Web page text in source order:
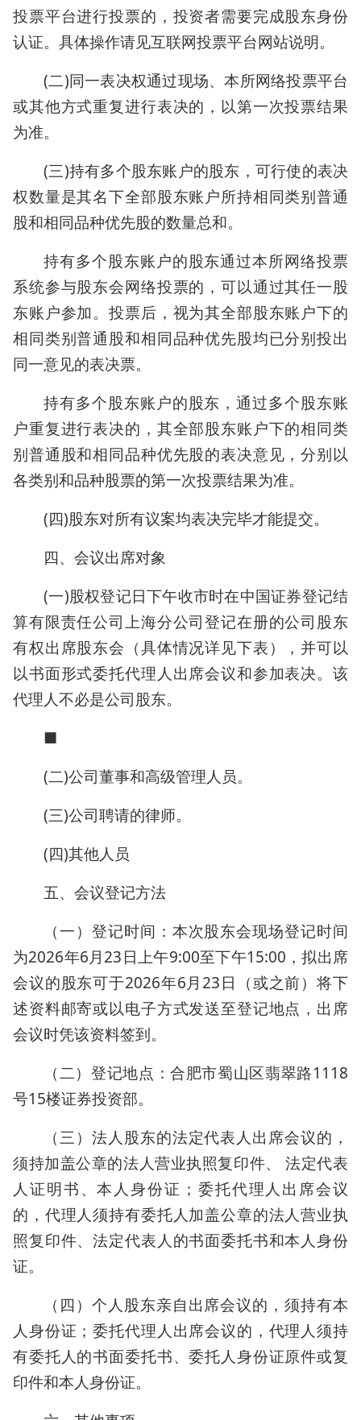
投票平台进行投票的，投资者需要完成股东身份
认证。具体操作请见互联网投票平台网站说明。
(二)同一表决权通过现场、本所网络投票平台
或其他方式重复进行表决的，以第一次投票结果
为准。
(三)持有多个股东账户的股东，可行使的表决
权数量是其名下全部股东账户所持相同类别普通
股和相同品种优先股的数量总和。
持有多个股东账户的股东通过本所网络投票
系统参与股东会网络投票的，可以通过其任一股
东账户参加。投票后，视为其全部股东账户下的
相同类别普通股和相同品种优先股均已分别投出
同一意见的表决票。
持有多个股东账户的股东，通过多个股东账
户重复进行表决的，其全部股东账户下的相同类
别普通股和相同品种优先股的表决意见，分别以
各类别和品种股票的第一次投票结果为准。
(四)股东对所有议案均表决完毕才能提交。
四、会议出席对象
(一)股权登记日下午收市时在中国证券登记结
算有限责任公司上海分公司登记在册的公司股东
有权出席股东会（具体情况详见下表），并可以
以书面形式委托代理人出席会议和参加表决。该
代理人不必是公司股东。
■
(二)公司董事和高级管理人员。
(三)公司聘请的律师。
(四)其他人员
五、会议登记方法
（一）登记时间：本次股东会现场登记时间
为2026年6月23日上午9:00至下午15:00，拟出席
会议的股东可于2026年6月23日（或之前）将下
述资料邮寄或以电子方式发送至登记地点，出席
会议时凭该资料签到。
（二）登记地点：合肥市蜀山区翡翠路1118
号15楼证券投资部。
（三）法人股东的法定代表人出席会议的，
须持加盖公章的法人营业执照复印件、 法定代表
人证明书、本人身份证；委托代理人出席会议
的，代理人须持有委托人加盖公章的法人营业执
照复印件、法定代表人的书面委托书和本人身份
证。
（四）个人股东亲自出席会议的，须持有本
人身份证；委托代理人出席会议的，代理人须持
有委托人的书面委托书、委托人身份证原件或复
印件和本人身份证。